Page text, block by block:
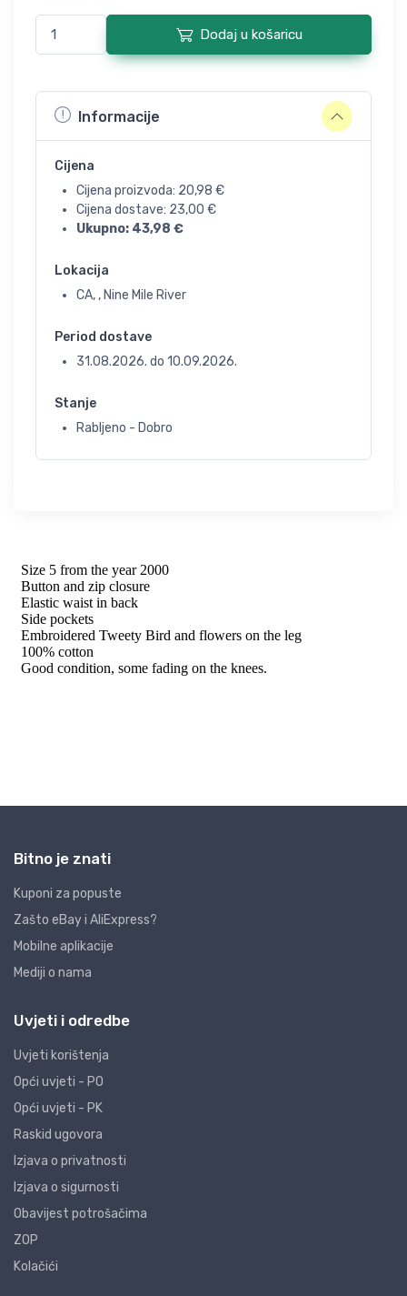
Dodaj u košaricu
Informacije
Cijena
Cijena proizvoda: 20,98 €
Cijena dostave: 23,00 €
Ukupno: 43,98 €
Lokacija
CA, , Nine Mile River
Period dostave
31.08.2026. do 10.09.2026.
Stanje
Rabljeno - Dobro
Bitno je znati
Kuponi za popuste
Zašto eBay i AliExpress?
Mobilne aplikacije
Mediji o nama
Uvjeti i odredbe
Uvjeti korištenja
Opći uvjeti - PO
Opći uvjeti - PK
Raskid ugovora
Izjava o privatnosti
Izjava o sigurnosti
Obavijest potrošačima
ZOP
Kolačići